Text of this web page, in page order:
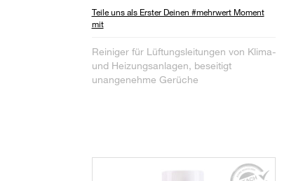
Teile uns als Erster Deinen #mehrwert Moment
mit
Reiniger für Lüftungsleitungen von Klima-
und Heizungsanlagen, beseitigt
unangenehme Gerüche